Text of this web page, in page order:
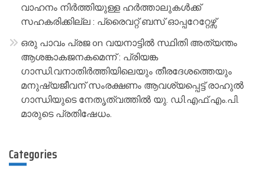
വാഹനം നിർത്തിയുള്ള ഹർത്താലുകൾക്ക്
സഹകരിക്കില്ല : പ്രൈവറ്റ് ബസ് ഓപ്പറേറ്റേഴ്സ്
ഒരു പാവം പ്രജon വയനാട്ടിൽ സ്ഥിതി അത്യന്തം
ആശങ്കാകജനകമെന്ന് : പ്രിയങ്ക
ഗാന്ധി.വനാതിർത്തിയിലെയും തീരദേശത്തെയും
മനുഷ്യജീവന് സംരക്ഷണം ആവശ്യപ്പെട്ട് രാഹുൽ
ഗാന്ധിയുടെ നേതൃത്വത്തിൽ യു. ഡി.എഫ്.എം.പി.
മാരുടെ പ്രതിഷേധം.
Categories